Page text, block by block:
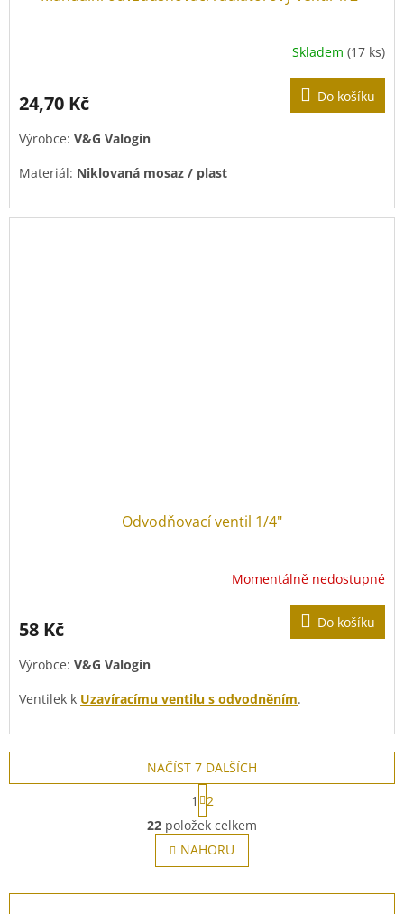
Skladem (17 ks)
24,70 Kč Do košíku
Výrobce: V&G Valogin
Materiál: Niklovaná mosaz / plast
Odvodňovací ventil 1/4"
je
z
hvězdiček.
Momentálně nedostupné
58 Kč Do košíku
Výrobce: V&G Valogin
Ventilek k Uzavíracímu ventilu s odvodněním.
O
v
l
á
NAČÍST 7 DALŠÍCH
S
t
r
á
n
k
v
1
2
22 položek celkem
NAHORU